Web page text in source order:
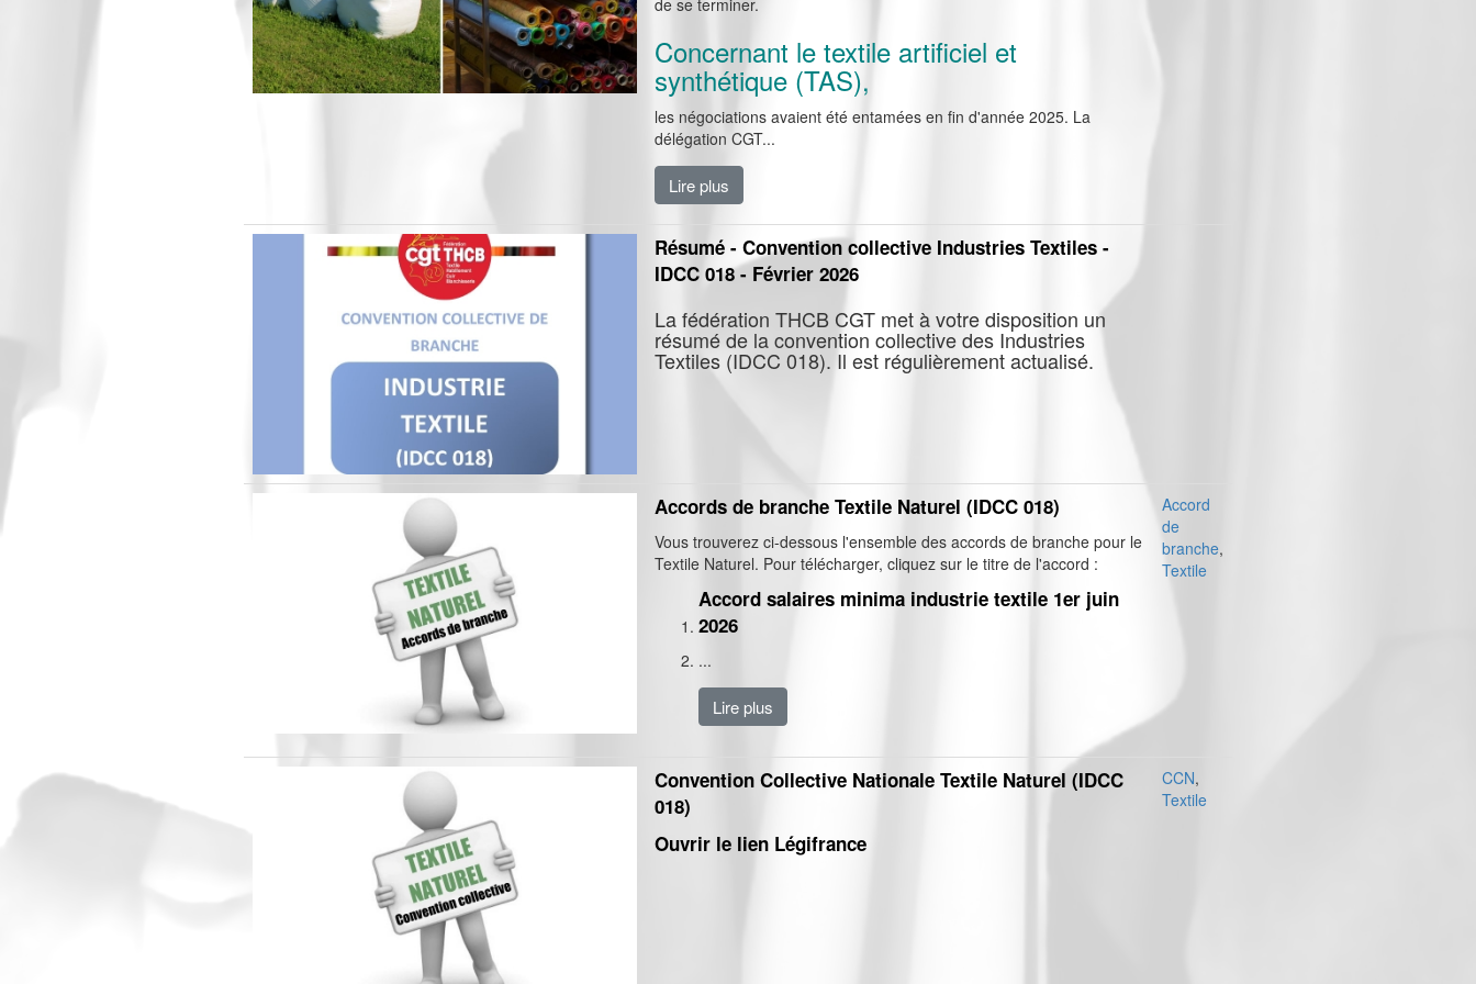
de se terminer.
Concernant le textile artificiel et
synthétique (TAS),
les négociations avaient été entamées en fin d'année 2025. La
délégation CGT...
Lire plus
Résumé - Convention collective Industries Textiles -
IDCC 018 - Février 2026
La fédération THCB CGT met à votre disposition un
résumé de la convention collective des Industries
Textiles (IDCC 018). Il est régulièrement actualisé.
Accords de branche Textile Naturel (IDCC 018)
Vous trouverez ci-dessous l'ensemble des accords de branche pour le
Textile Naturel. Pour télécharger, cliquez sur le titre de l'accord :
Accord salaires minima industrie textile 1er juin
2026
...
Lire plus
Accord
de
branche,
Textile
Convention Collective Nationale Textile Naturel (IDCC
018)
Ouvrir le lien Légifrance
CCN,
Textile